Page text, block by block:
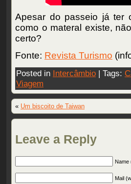
Apesar do passeio já ter
como o materal existe,
certo?
Fonte: Revista Turismo
Posted in Intercâmbio | Tags:
Viagem
« Um biscoito de Taiwan
Leave a Reply
Name
Mail